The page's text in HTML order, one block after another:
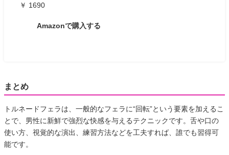
￥ 1690
Amazonで購入する
まとめ
トルネードフェラは、一般的なフェラに“回転”という要素を加えるこ
とで、男性に新鮮で強烈な快感を与えるテクニックです。舌や口の
使い方、視覚的な演出、練習方法などを工夫すれば、誰でも習得可
能です。